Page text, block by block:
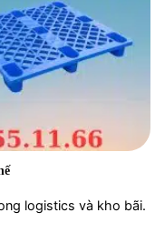
logistics và kho bãi.